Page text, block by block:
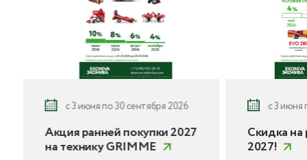
с 3 июня по 30 сентября 2026
Акция ранней покупки 2027
на технику GRIMME
с 3 июня
Скидка на
2027!